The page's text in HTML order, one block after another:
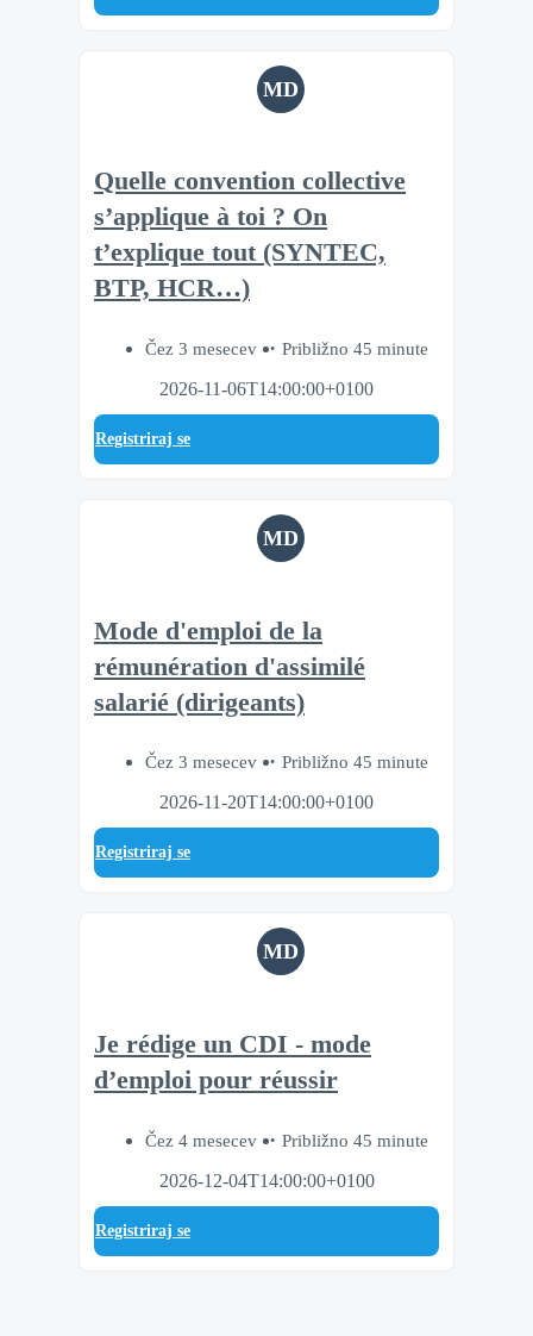
MD
Quelle convention collective
s’applique à toi ? On
t’explique tout (SYNTEC,
BTP, HCR…)
Čez 3 mesecev
Približno 45 minute
2026-11-06T14:00:00+0100
Registriraj se
MD
Mode d'emploi de la
rémunération d'assimilé
salarié (dirigeants)
Čez 3 mesecev
Približno 45 minute
2026-11-20T14:00:00+0100
Registriraj se
MD
Je rédige un CDI - mode
d’emploi pour réussir
Čez 4 mesecev
Približno 45 minute
2026-12-04T14:00:00+0100
Registriraj se